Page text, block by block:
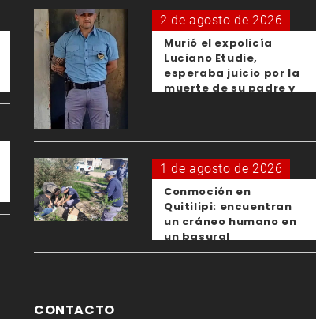
menores responsables
2 de agosto de 2026
Murió el expolicía
Luciano Etudie,
esperaba juicio por la
muerte de su padre y
1 de agosto de 2026
Conmoción en
Quitilipi: encuentran
un cráneo humano en
un basural
CONTACTO